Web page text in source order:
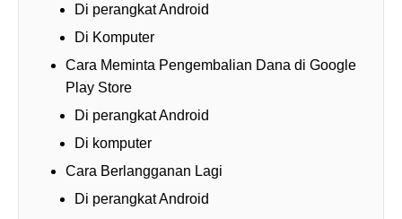
Di perangkat Android
Di Komputer
Cara Meminta Pengembalian Dana di Google
Play Store
Di perangkat Android
Di komputer
Cara Berlangganan Lagi
Di perangkat Android